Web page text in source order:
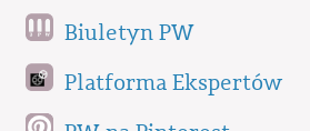
Biuletyn PW
Platforma Ekspertów